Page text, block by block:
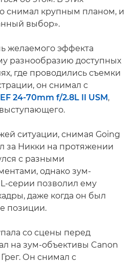
снимал крупным планом, и
выбор».
желаемого эффекта
разнообразию доступных
где проводились съемки
он снимал с
24-70mm f/2.8L II USM ,
ситуации, снимая Going
за Никки на протяжении
с разными
однако зум-
серии позволил ему
даже когда он был
позиции.
со сцены перед
на зум-объективы Canon
Он снимал с